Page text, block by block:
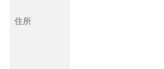
住所